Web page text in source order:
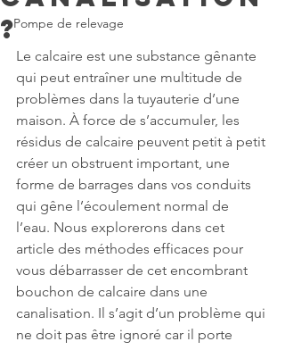
Pompe de relevage
?
Le calcaire est une substance gênante
qui peut entraîner une multitude de
problèmes dans la tuyauterie d’une
maison. À force de s’accumuler, les
résidus de calcaire peuvent petit à petit
créer un obstruent important, une
forme de barrages dans vos conduits
qui gêne l’écoulement normal de
l’eau. Nous explorerons dans cet
article des méthodes efficaces pour
vous débarrasser de cet encombrant
bouchon de calcaire dans une
canalisation. Il s’agit d’un problème qui
ne doit pas être ignoré car il porte